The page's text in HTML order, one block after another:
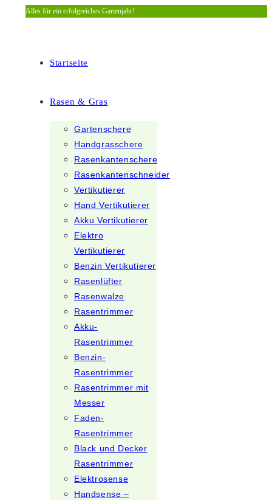
Zum
Alles für ein erfolgreiches Gartenjahr!
Startseite
Rasen & Gras
Gartenschere
Handgrasschere
Rasenkantenschere
Rasenkantenschneider
Vertikutierer
Hand Vertikutierer
Akku Vertikutierer
Elektro
Vertikutierer
Benzin Vertikutierer
Rasenlüfter
Rasenwalze
Rasentrimmer
Akku-
Rasentrimmer
Benzin-
Rasentrimmer
Rasentrimmer mit
Messer
Faden-
Rasentrimmer
Black und Decker
Rasentrimmer
Elektrosense
Handsense –